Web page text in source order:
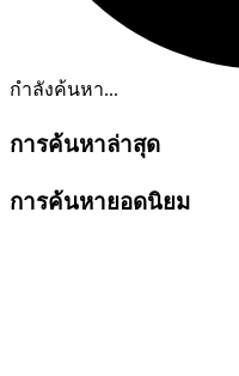
กำลังค้นหา...
การค้นหาล่าสุด
การค้นหายอดนิยม